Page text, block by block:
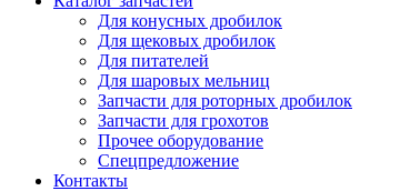
Для конусных дробилок
Для щековых дробилок
Для питателей
Для шаровых мельниц
Запчасти для роторных дробилок
Запчасти для грохотов
Прочее оборудование
Спецпредложение
Контакты